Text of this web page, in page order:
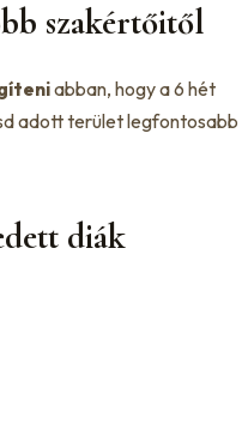
szakértőitől
abban, hogy a 6 hét
adott terület legfontosabb
diák